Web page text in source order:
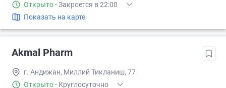
Открыто · Закроется в 22:00
Показать на карте
Akmal Pharm
г. Андижан, Миллий Тикланиш, 77
Открыто · Круглосуточно